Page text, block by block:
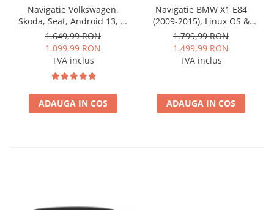
Navigatie Volkswagen,
Skoda, Seat, Android 13, S-
Quadcore / 4GB RAM +
64GB ROM, 9 Inch - AD-
BGSW94L
1.649,99 RON
1.099,99 RON
TVA inclus
ADAUGA IN COS
Navigatie BMW X1 E84
(2009-2015), Linux OS &
OEM, Varianta iDrive,
CarPlay & Android Auto
Wireless, MirrorLink,
BGRKITBM004
1.799,99 RON
1.499,99 RON
TVA inclus
ADAUGA IN COS